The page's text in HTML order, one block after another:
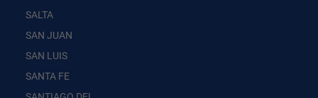
SALTA
SAN JUAN
SAN LUIS
SANTA FE